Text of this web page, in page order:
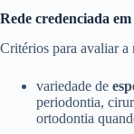
Rede credenciada
Critérios para avaliar a
variedade de
periodontia,
ortodontia